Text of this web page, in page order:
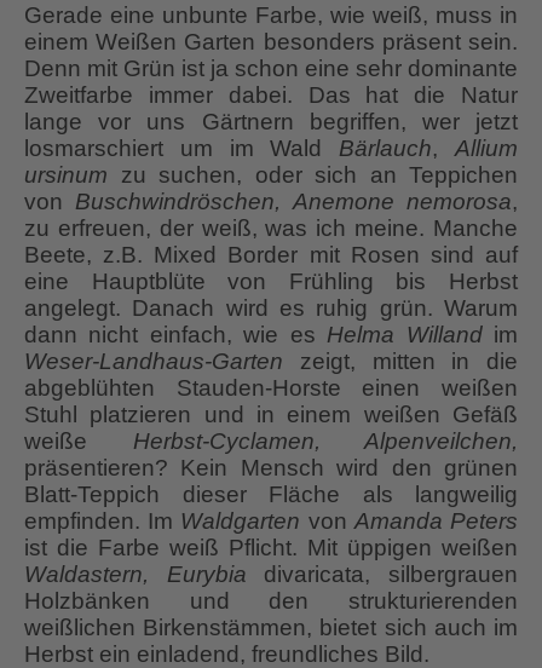
Gerade eine unbunte Farbe, wie weiß, muss in
einem Weißen Garten besonders präsent sein.
Denn mit Grün ist ja schon eine sehr dominante
Zweitfarbe immer dabei. Das hat die Natur
lange vor uns Gärtnern begriffen, wer jetzt
losmarschiert um im Wald Bärlauch,Allium
ursinum zu suchen, oder sich an Teppichen
von Buschwindröschen, Anemone nemorosa,
zu erfreuen, der weiß, was ich meine. Manche
Beete, z.B. Mixed Border mit Rosen sind auf
eine Hauptblüte von Frühling bis Herbst
angelegt. Danach wird es ruhig grün. Warum
dann nicht einfach, wie es Helma Willandim
Weser-Landhaus-Garten zeigt, mitten in die
abgeblühten Stauden-Horste einen weißen
Stuhl platzieren und in einem weißen Gefäß
weiße Herbst-Cyclamen, Alpenveilchen,
präsentieren? Kein Mensch wird den grünen
Blatt-Teppich dieser Fläche als langweilig
empfinden. Im Waldgarten von Amanda Peters
ist die Farbe weiß Pflicht. Mit üppigen weißen
Waldastern,
Eurybia divaricata, silbergrauen
Holzbänken und den strukturierenden
weißlichen Birkenstämmen, bietet sich auch im
Herbst ein einladend, freundliches Bild.